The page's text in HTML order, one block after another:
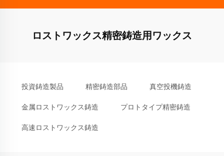
ロストワックス精密鋳造用ワックス
投資鋳造製品 精密鋳造部品 真空投機鋳造
金属ロストワックス鋳造 プロトタイプ精密鋳造
高速ロストワックス鋳造